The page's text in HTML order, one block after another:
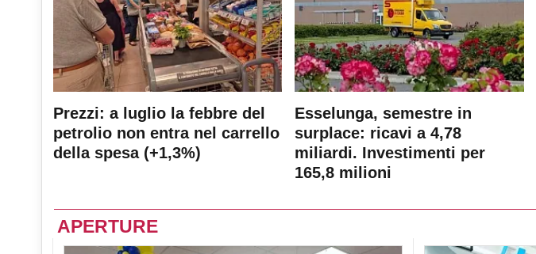
Prezzi: a luglio la febbre del
petrolio non entra nel carrello
della spesa (+1,3%)
Esselunga, semestre in
surplace: ricavi a 4,78
miliardi. Investimenti per
165,8 milioni
APERTURE